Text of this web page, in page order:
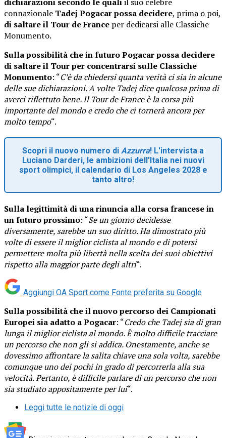
connazionale Tadej Pogacar possa decidere, prima o poi,
di saltare il Tour de France per dedicarsi alle Classiche
Monumento.
Sulla possibilità che in futuro Pogacar possa decidere
di saltare il Tour per concentrarsi sulle Classiche
Monumento: “C’è da chiedersi quanta verità ci sia in alcune
delle sue dichiarazioni. A volte Tadej dice qualcosa prima di
averci riflettuto bene. Il Tour de France è la corsa più
importante del mondo e credo che ci tornerà ancora per
molto tempo“.
Scopri il nuovo numero di Azzurra! L'intervista a
Luciano Darderi, le ambizioni dell'Italia nei nuovi
sport olimpici, il calendario di Los Angeles 2028 e
tanto altro!
Sulla legittimità di una rinuncia alla corsa francese in
un futuro prossimo: “Se un giorno decidesse
diversamente, sarebbe un suo diritto. Ha dimostrato più
volte di essere il miglior ciclista al mondo e di potersi
permettere molta più libertà nella scelta dei suoi obiettivi
rispetto alla maggior parte degli altri“.
Aggiungi OA Sport come Fonte preferita su Google
Sulla possibilità che il nuovo percorso dei Campionati
Europei sia adatto a Pogacar: “Credo che Tadej sia di gran
lunga il miglior ciclista al mondo. È molto difficile tracciare
un percorso che non gli si addica. Onestamente, anche se
dovessimo affrontare la salita chiave una sola volta, sarebbe
comunque uno dei pochi in grado di percorrerla alla sua
velocità. Pertanto, è difficile parlare di un percorso che non
sia studiato appositamente per lui“.
Leggi tutte le notizie di oggi